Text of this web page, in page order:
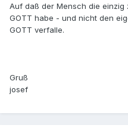
Auf daß der Mensch die
GOTT habe - und nicht den
GOTT verfalle.
Gruß
josef